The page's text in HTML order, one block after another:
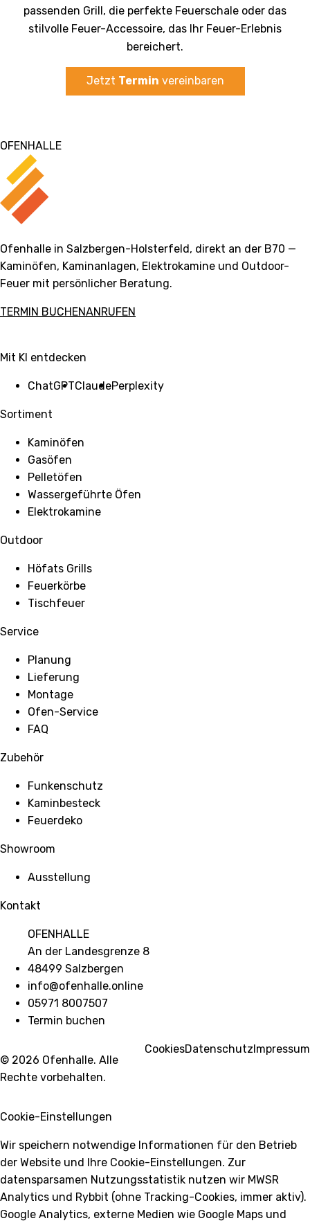
passenden Grill, die perfekte Feuerschale oder das
stilvolle Feuer-Accessoire, das Ihr Feuer-Erlebnis
bereichert.
Jetzt Termin vereinbaren
OFENHALLE
Ofenhalle in Salzbergen-Holsterfeld, direkt an der B70 —
Kaminöfen, Kaminanlagen, Elektrokamine und Outdoor-
Feuer mit persönlicher Beratung.
TERMIN BUCHENANRUFEN
Mit KI entdecken
ChatGPTClaudePerplexity
Sortiment
Kaminöfen
Gasöfen
Pelletöfen
Wassergeführte Öfen
Elektrokamine
Outdoor
Höfats Grills
Feuerkörbe
Tischfeuer
Service
Planung
Lieferung
Montage
Ofen-Service
FAQ
Zubehör
Funkenschutz
Kaminbesteck
Feuerdeko
Showroom
Ausstellung
Kontakt
OFENHALLE
An der Landesgrenze 8
48499 Salzbergen
info@ofenhalle.online
05971 8007507
Termin buchen
© 2026 Ofenhalle. Alle
Rechte vorbehalten.
CookiesDatenschutzImpressum
Cookie-Einstellungen
Wir speichern notwendige Informationen für den Betrieb
der Website und Ihre Cookie-Einstellungen. Zur
datensparsamen Nutzungsstatistik nutzen wir MWSR
Analytics und Rybbit (ohne Tracking-Cookies, immer aktiv).
Google Analytics, externe Medien wie Google Maps und